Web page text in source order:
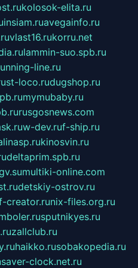
kolosok-elita.ru
insiam.ruavegainfo.ru
vlast16.rukorru.net
lammin-suo.spb.ru
line.ru
loco.rudugshop.ru
mymubaby.ru
rusgosnews.com
w-dev.ruf-ship.ru
kinosvin.ru
deltaprim.spb.ru
multiki-online.com
detskiy-ostrov.ru
creator.runix-files.org.ru
sputnikyes.ru
zallclub.ru
haikko.rusobakopedia.ru
clock.net.ru